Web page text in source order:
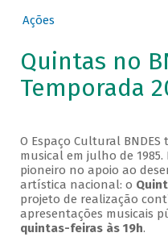
Ações
Quintas no
Temporada
O Espaço Cultural
musical em julho de
pioneiro no apoio ao
artística nacional: o
projeto de realização
apresentações musicais
quintas-feiras às 19h.